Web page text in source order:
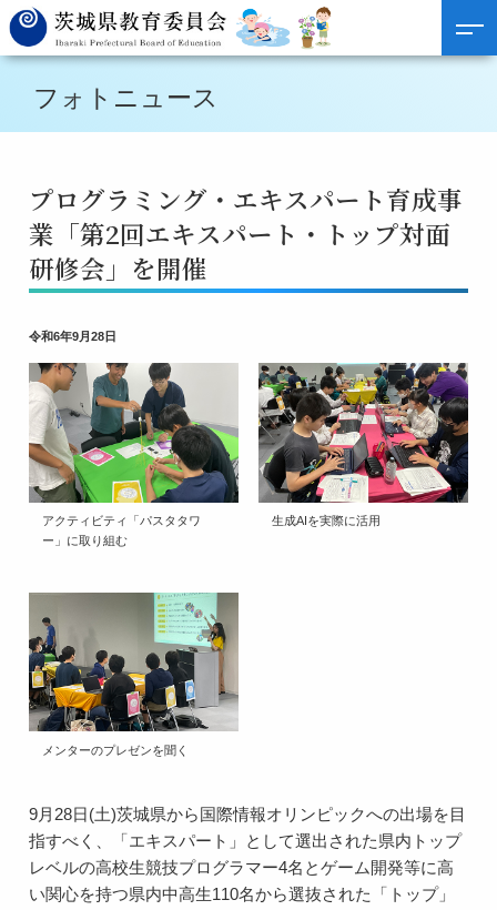
フォトニュース
プログラミング・エキスパート育成事
業「第2回エキスパート・トップ対面
研修会」を開催
令和6年9月28日
アクティビティ「パスタタワ
ー」に取り組む
生成AIを実際に活用
メンターのプレゼンを聞く
9月28日(土)茨城県から国際情報オリンピックへの出場を目
指すべく、「エキスパート」として選出された県内トップ
レベルの高校生競技プログラマー4名とゲーム開発等に高
い関心を持つ県内中高生110名から選抜された「トップ」